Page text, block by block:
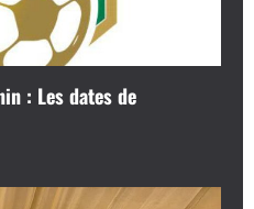
: Les dates de